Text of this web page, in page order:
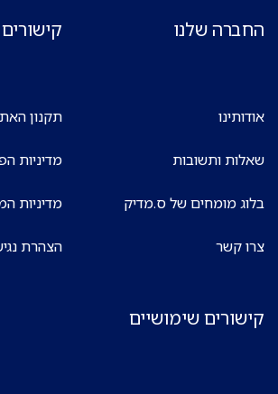
החברה שלנו
אודותינו
שאלות ותשובות
בלוג מומחים של ס.מדיק
צרו קשר
תקנון
מדיניות
מדיניות
הצהרת
קישורים שימושיים